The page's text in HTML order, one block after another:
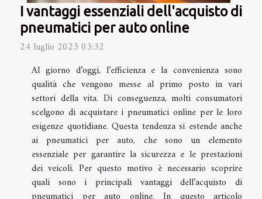
I vantaggi essenziali dell'acquisto di
pneumatici per auto online
24 luglio 2023 03:32
Al giorno d’oggi, l’efficienza e la convenienza sono
qualità che vengono messe al primo posto in vari
settori della vita. Di conseguenza, molti consumatori
scelgono di acquistare i pneumatici online per le loro
esigenze quotidiane. Questa tendenza si estende anche
ai pneumatici per auto, che sono un elemento
essenziale per garantire la sicurezza e le prestazioni
dei veicoli. Per questo motivo è necessario scoprire
quali sono i principali vantaggi dell’acquisto di